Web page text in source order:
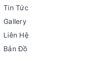
Tin Tức
Gallery
Liên Hệ
Bản Đồ